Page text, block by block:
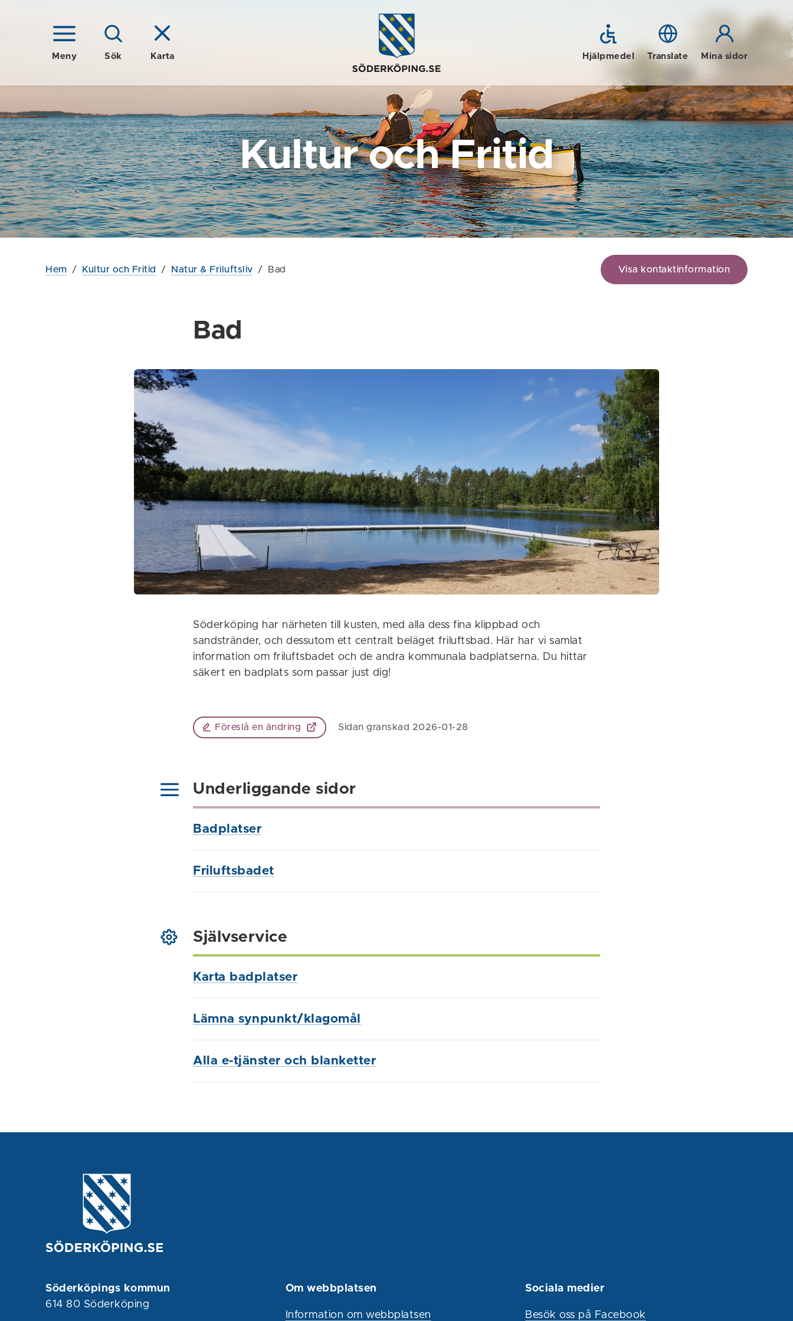
Meny Sök Karta Hjälpmedel Translate Mina sidor
Kultur och Fritid
Hem / Kultur och Fritid / Natur & Friluftsliv / Bad Visa kontaktinformation
Bad
Söderköping har närheten till kusten, med alla dess fina klippbad och
sandstränder, och dessutom ett centralt beläget friluftsbad. Här har vi samlat
information om friluftsbadet och de andra kommunala badplatserna. Du hittar
säkert en badplats som passar just dig!
Föreslå en ändring Sidan granskad 2026-01-28
Underliggande sidor
Badplatser
Friluftsbadet
Självservice
Karta badplatser
Lämna synpunkt/klagomål
Alla e-tjänster och blanketter
Söderköpings kommun
614 80 Söderköping
Om webbplatsen
Information om webbplatsen
Sociala medier
Besök oss på Facebook